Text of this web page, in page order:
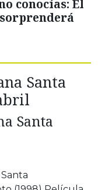
conocías: El
Santa
Santa